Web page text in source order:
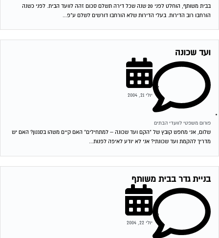
בבית משותף, הוחלט לפני 20 שנה שכל דירה תשלם סכום זהה לוועד הבית. לפני כשנה
הורחבו רוב הדירות. בעלי הדירות שלא הורחבו דורשים לשלם ע"פ...
ועד שכונה
פורום משפטי לוועדי הבתים
יולי 21, 2004
שלום, אני מחפש קובץ של "הקם ועד שכונה – למתחילים" האם קיים משהו בסגנון? האם יש
מדריך להקמת ועד שכונתי? אני לא יודע לאיפה לפנות...
בניית גדר בבית משותף
יולי 22, 2004